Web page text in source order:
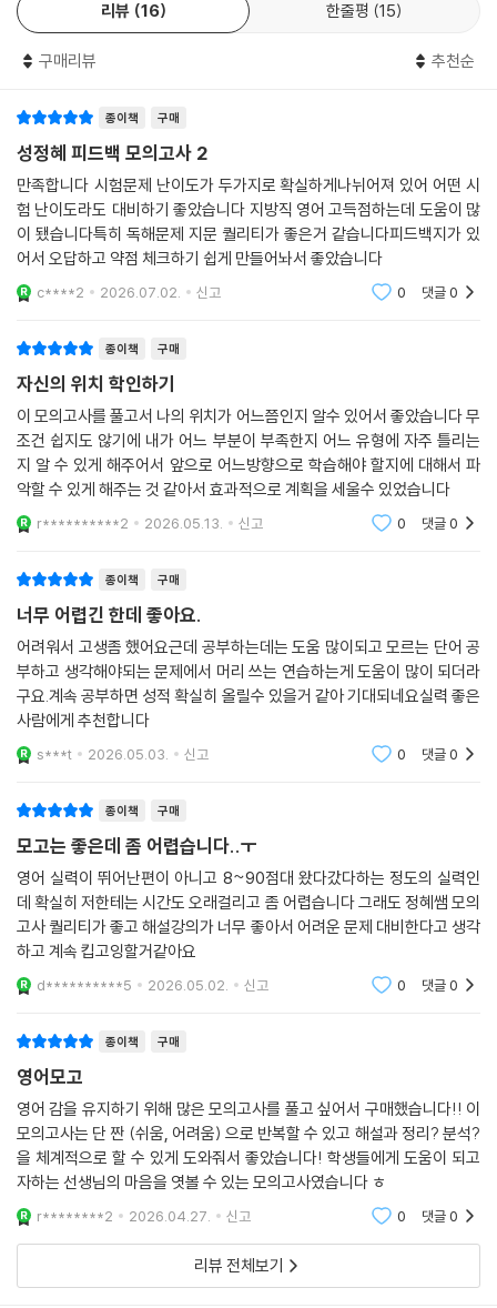
리뷰 16 한줄평 15
구매리뷰 추천순
종이책 구매
성정혜 피드백 모의고사 2
만족합니다 시험문제 난이도가 두가지로 확실하게나뉘어져 있어 어떤 시
험 난이도라도 대비하기 좋았습니다 지방직 영어 고득점하는데 도움이 많
이 됐습니다특히 독해문제 지문 퀄리티가 좋은거 같습니다피드백지가 있
어서 오답하고 약점 체크하기 쉽게 만들어놔서 좋았습니다
c****2 2026.07.02. 신고 0 댓글0
종이책 구매
자신의 위치 학인하기
이 모의고사를 풀고서 나의 위치가 어느쯤인지 알수 있어서 좋았습니다 무
조건 쉽지도 않기에 내가 어느 부분이 부족한지 어느 유형에 자주 틀리는
지 알 수 있게 해주어서 앞으로 어느방향으로 학습해야 할지에 대해서 파
악할 수 있게 해주는 것 같아서 효과적으로 계획을 세울수 있었습니다
r**********2 2026.05.13. 신고 0 댓글0
종이책 구매
너무 어렵긴 한데 좋아요.
어려워서 고생좀 했어요근데 공부하는데는 도움 많이되고 모르는 단어 공
부하고 생각해야되는 문제에서 머리 쓰는 연습하는게 도움이 많이 되더라
구요.계속 공부하면 성적 확실히 올릴수 있을거 같아 기대되네요실력 좋은
사람에게 추천합니다
s***t 2026.05.03. 신고 0 댓글0
종이책 구매
모고는 좋은데 좀 어렵습니다..ㅜ
영어 실력이 뛰어난편이 아니고 8~90점대 왔다갔다하는 정도의 실력인
데 확실히 저한테는 시간도 오래걸리고 좀 어렵습니다 그래도 정혜쌤 모의
고사 퀄리티가 좋고 해설강의가 너무 좋아서 어려운 문제 대비한다고 생각
하고 계속 킵고잉할거같아요
d**********5 2026.05.02. 신고 0 댓글0
종이책 구매
영어모고
영어 감을 유지하기 위해 많은 모의고사를 풀고 싶어서 구매했습니다!! 이
모의고사는 단 짠 (쉬움, 어려움) 으로 반복할 수 있고 해설과 정리? 분석?
을 체계적으로 할 수 있게 도와줘서 좋았습니다! 학생들에게 도움이 되고
자하는 선생님의 마음을 엿볼 수 있는 모의고사였습니다 ㅎ
r********2 2026.04.27. 신고 0 댓글0
리뷰 전체보기